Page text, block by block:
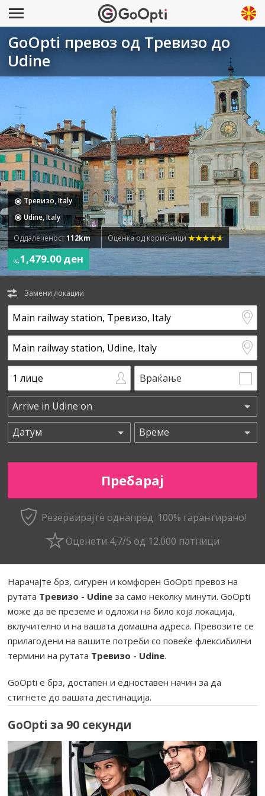
GoOpti превоз од Тревизо до
Udine
Тревизо, Italy
Udine, Italy
Оддалеченост112km Оценка од корисници
од 1,479.00 ден
Замени локации
Враќање
Резервирајте однапред. 100% гарантирано!
Оценети 4,7/5 од 12.000 патници
Нарачајте брз, сигурен и комфорен GoOpti превоз на
рутата Тревизо - Udine за само неколку минути. GoOpti
може да ве преземе и одложи на било која локација,
вклучително и на вашата домашна адреса. Превозите се
прилагодени на вашите потреби со повеќе флексибилни
термини на рутата Тревизо - Udine.
GoOpti е брз, достапен и едноставен начин за да
стигнете до вашата дестинација.
GoOpti за 90 секунди